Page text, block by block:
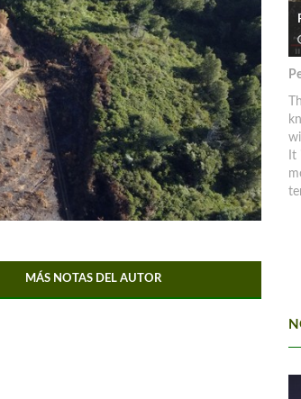
MÁS NOTAS DEL AUTOR
It